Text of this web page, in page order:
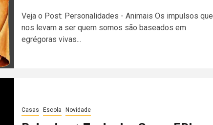
Veja o Post: Personalidades - Animais Os impulsos que
nos levam a ser quem somos são baseados em
egrégoras vivas...
Casas Escola Novidade